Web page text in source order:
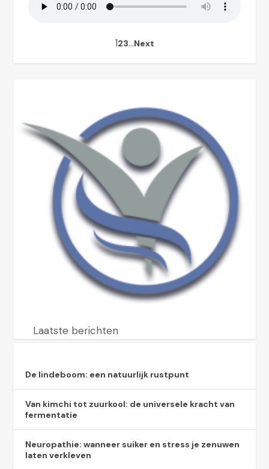
123…Next
Laatste berichten
De lindeboom: een natuurlijk rustpunt
Van kimchi tot zuurkool: de universele kracht van
fermentatie
Neuropathie: wanneer suiker en stress je zenuwen
laten verkleven